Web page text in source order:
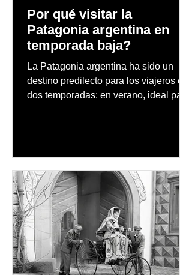
Por qué visitar la
Patagonia argentina en
temporada baja?
La Patagonia argentina ha sido un
destino predilecto para los viajeros en
dos temporadas: en verano, ideal para
observación de pingüinos y los días
nevados en las montañas